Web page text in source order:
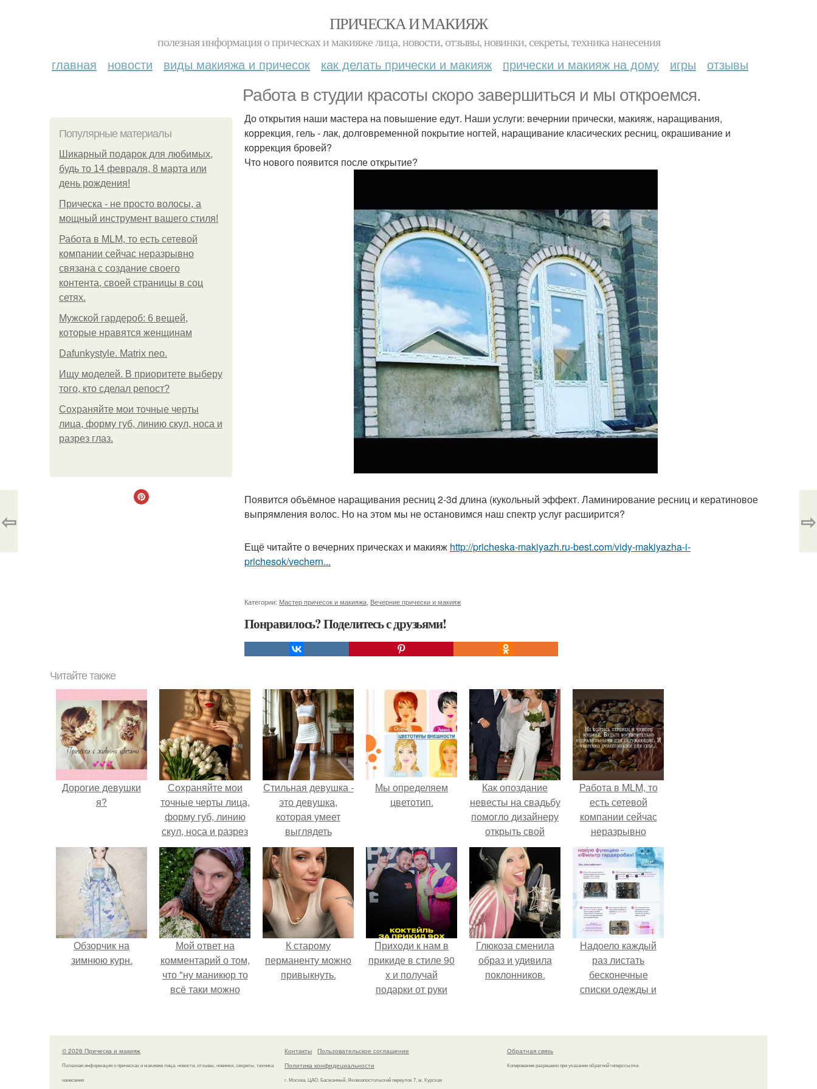
ПРИЧЕСКА И МАКИЯЖ
полезная информация о прическах и макияже лица, новости, отзывы, новинки, секреты, техника нанесения
главная новости виды макияжа и причесок как делать прически и макияж прически и макияж на дому игры отзывы
Работа в студии красоты скоро завершиться и мы откроемся.
Популярные материалы
Шикарный подарок для любимых,
будь то 14 февраля, 8 марта или
день рождения!
Прическа - не просто волосы, а
мощный инструмент вашего стиля!
Работа в MLM, то есть сетевой
компании сейчас неразрывно
связана с создание своего
контента, своей страницы в соц
сетях.
Мужской гардероб: 6 вещей,
которые нравятся женщинам
Dafunkystyle. Matrix neo.
Ищу моделей. В приоритете выберу
того, кто сделал репост?
Сохраняйте мои точные черты
лица, форму губ, линию скул, носа и
разрез глаз.
До открытия наши мастера на повышение едут. Наши услуги: вечернии прически, макияж, наращивания,
коррекция, гель - лак, долговременной покрытие ногтей, наращивание класических ресниц, окрашивание и
коррекция бровей?
Что нового появится после открытие?
Появится объёмное наращивания ресниц 2-3d длина (кукольный эффект. Ламинирование ресниц и кератиновое
выпрямления волос. Но на этом мы не остановимся наш спектр услуг расширится?
Ещё читайте о вечерних прическах и макияж http://pricheska-makiyazh.ru-best.com/vidy-makiyazha-i-
prichesok/vechern...
Категории: Мастер причесок и макияжа Вечерние прически и макияж
Понравилось? Поделитесь с друзьями!
⇦ ⇨
Читайте также
Дорогие девушки
я?
Сохраняйте мои
точные черты лица,
форму губ, линию
скул, носа и разрез
глаз.
Стильная девушка -
это девушка,
которая умеет
выглядеть
привлекательно и
элегантно в любои
ситуации.
Мы определяем
цветотип.
Как опоздание
невесты на свадьбу
помогло дизайнеру
открыть свой
бренд.
Работа в MLM, то
есть сетевой
компании сейчас
неразрывно
связана с создание
своего контента,
своей страницы в
соц сетях.
Обзорчик на
зимнюю курн.
Мой ответ на
комментарий о том,
что "ну маникюр то
всё таки можно
К старому
перманенту можно
привыкнуть.
Приходи к нам в
прикиде в стиле 90
х и получай
подарки от руки
Глюкоза сменила
образ и удивила
поклонников.
Надоело каждый
раз листать
бесконечные
списки одежды и
кусочкам?
© 2026 Прическа и макияж
Полезная информация о прическах и макияже лица, новости, отзывы, новинки, секреты, техника
нанесения
Контакты
Пользовательское соглашение
Политика конфидециальности
г. Москва, ЦАО, Басманный, Яковоапостольский переулок 7, м. Курская
Обратная связь
Копирование разрешено при указании обратной гиперссылки.